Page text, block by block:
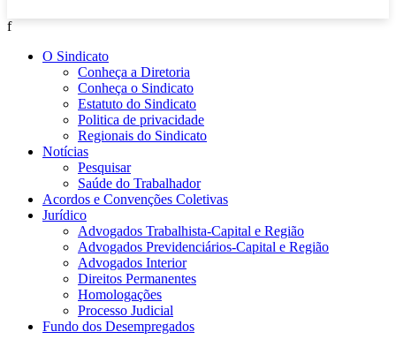
f
O Sindicato
Conheça a Diretoria
Conheça o Sindicato
Estatuto do Sindicato
Politica de privacidade
Regionais do Sindicato
Notícias
Pesquisar
Saúde do Trabalhador
Acordos e Convenções Coletivas
Jurídico
Advogados Trabalhista-Capital e Região
Advogados Previdenciários-Capital e Região
Advogados Interior
Direitos Permanentes
Homologações
Processo Judicial
Fundo dos Desempregados